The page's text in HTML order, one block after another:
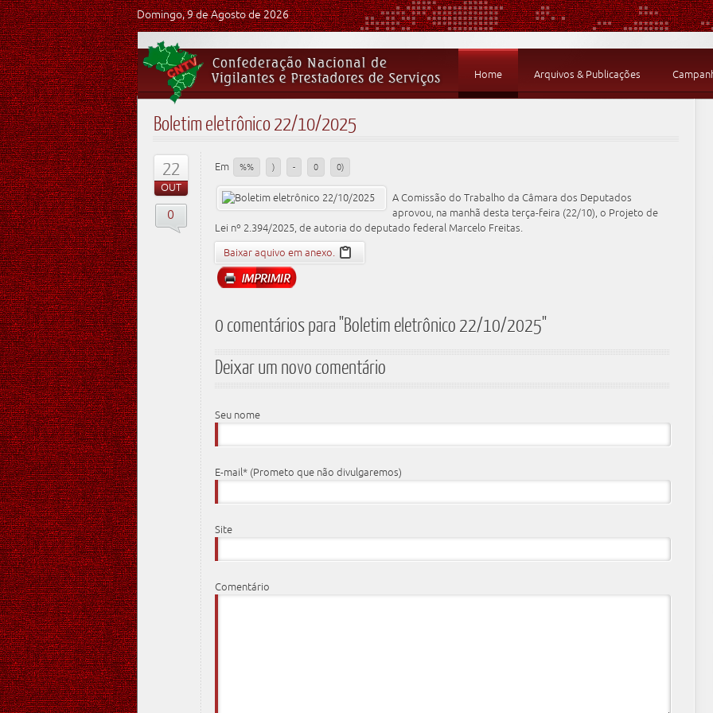
Domingo, 9 de Agosto de 2026
Home Arquivos & Publicações
Boletim eletrônico 22/10/2025
22
OUT
0
Em %% ) - 0 0)
A Comissão do Trabalho da Câmara dos Deputados
aprovou, na manhã desta terça-feira (22/10), o Projeto de
Lei nº 2.394/2025, de autoria do deputado federal Marcelo Freitas.
Baixar aquivo em anexo.
0 comentários para "Boletim eletrônico 22/10/2025"
Deixar um novo comentário
Seu nome
E-mail* (Prometo que não divulgaremos)
Site
Comentário